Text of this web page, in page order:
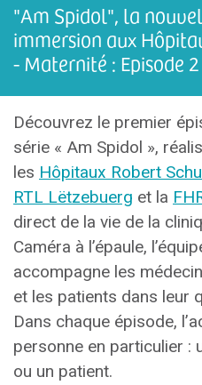
"Am Spidol", la
immersion aux
- Maternité : Episode 2
Découvrez le premier
série « Am Spidol »,
les Hôpitaux Robert
RTL Lëtzebuerg et la
direct de la vie de la
Caméra à l’épaule,
accompagne les
et les patients dans leur
Dans chaque épisode,
personne en particulier :
ou un patient.